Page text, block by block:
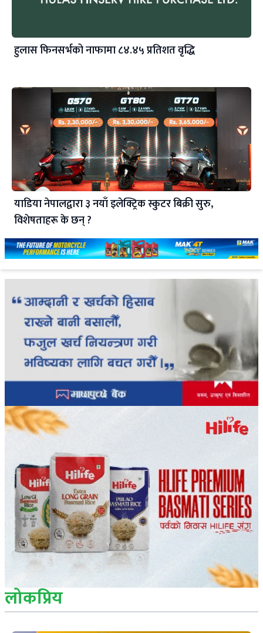
हुलास फिनसर्भको नाफामा ८४.४५ प्रतिशत वृद्धि
याडिया नेपालद्वारा ३ नयाँ इलेक्ट्रिक स्कुटर बिक्री सुरु,
विशेषताहरू के छन् ?
लोकप्रिय